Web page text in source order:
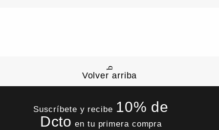
Volver arriba
Suscríbete y recibe 10% de
Dcto en tu primera compra